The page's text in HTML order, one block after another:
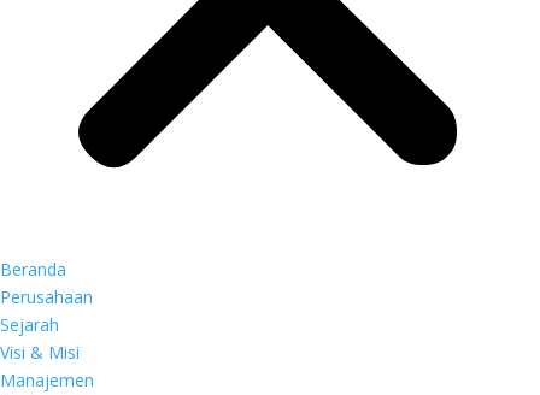
Beranda
Perusahaan
Sejarah
Visi & Misi
Manajemen